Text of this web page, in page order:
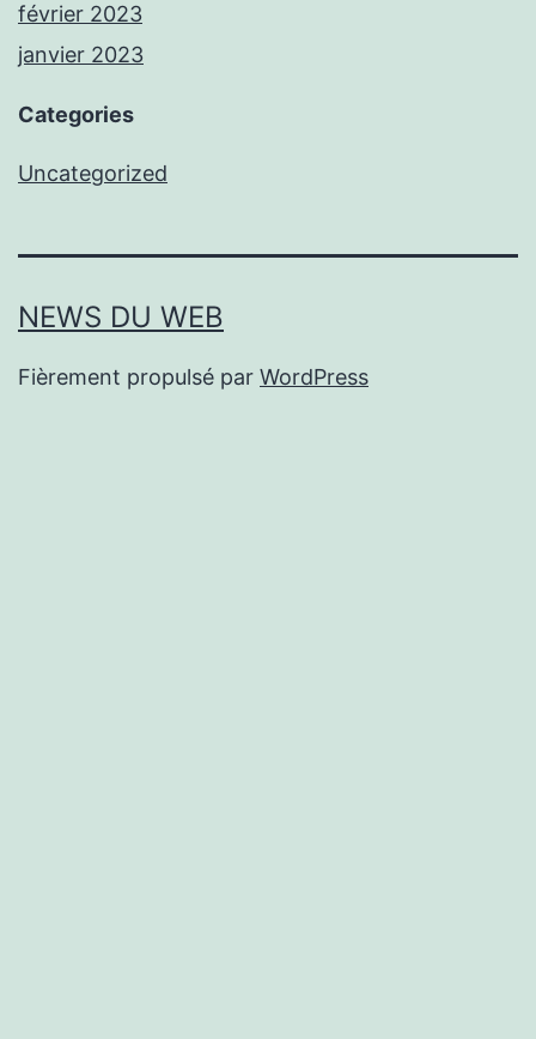
février 2023
janvier 2023
Categories
Uncategorized
NEWS DU WEB
Fièrement propulsé par WordPress